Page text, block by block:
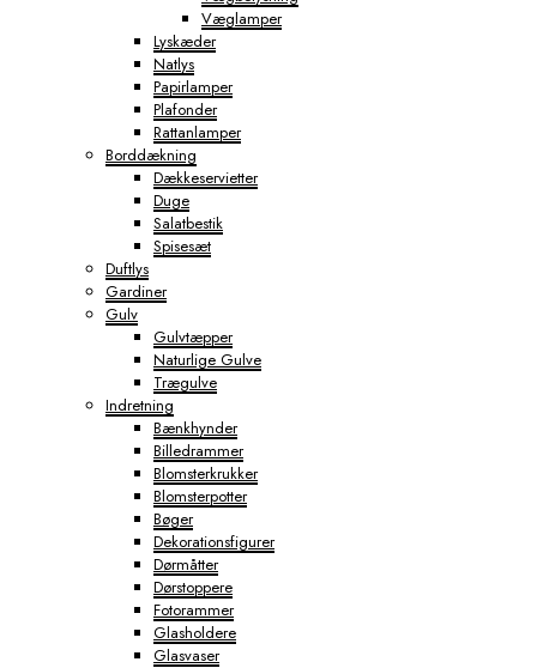
Væglamper
Lyskæder
Natlys
Papirlamper
Plafonder
Rattanlamper
Borddækning
Dækkeservietter
Duge
Salatbestik
Spisesæt
Duftlys
Gardiner
Gulv
Gulvtæpper
Naturlige Gulve
Trægulve
Indretning
Bænkhynder
Billedrammer
Blomsterkrukker
Blomsterpotter
Bøger
Dekorationsfigurer
Dørmåtter
Dørstoppere
Fotorammer
Glasholdere
Glasvaser